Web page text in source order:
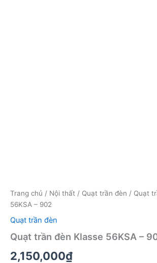
Trang chủ / Nội thất / Quạt trần đèn / Quạt
56KSA – 902
Quạt trần đèn
Quạt trần đèn Klasse 56KSA –
2,150,000₫